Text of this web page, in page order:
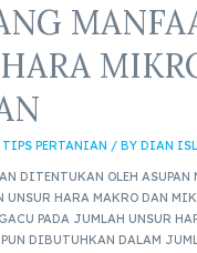
TIPS PERTANIAN / BY DIAN
DITENTUKAN OLEH
UNSUR HARA MAKRO DAN
PADA JUMLAH UNSUR
DIBUTUHKAN DALAM